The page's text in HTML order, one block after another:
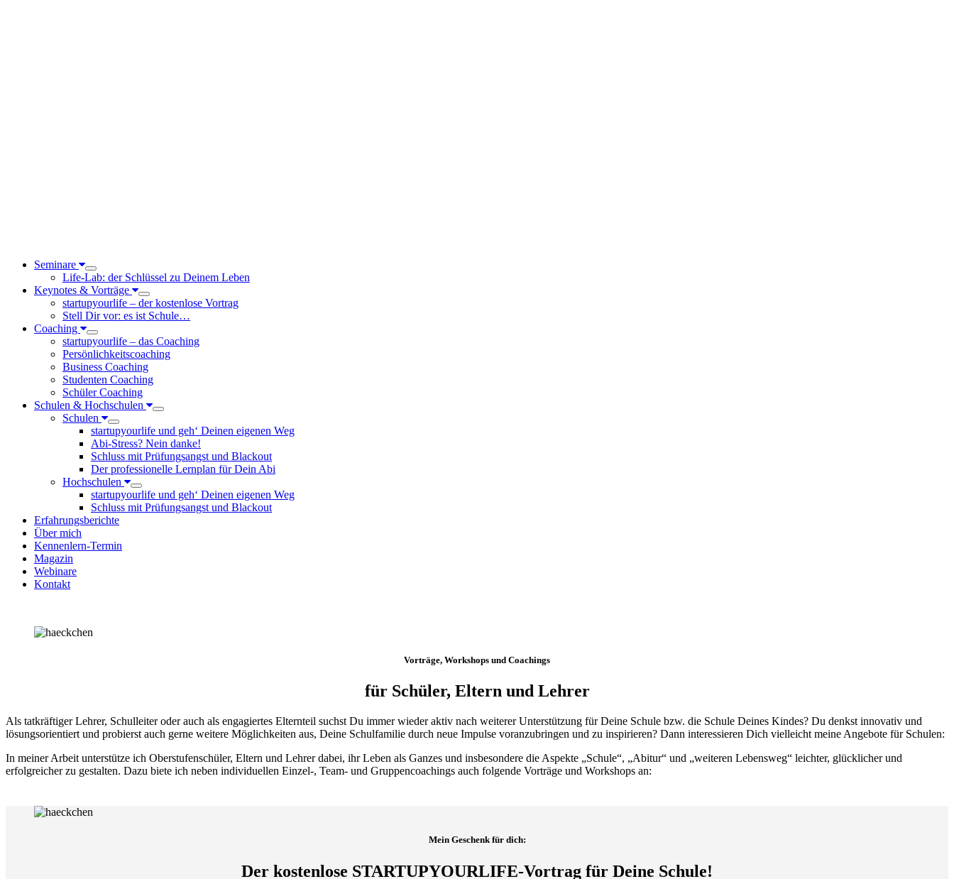
Seminare
Life-Lab: der Schlüssel zu Deinem Leben
Keynotes & Vorträge
startupyourlife – der kostenlose Vortrag
Stell Dir vor: es ist Schule…
Coaching
startupyourlife – das Coaching
Persönlichkeitscoaching
Business Coaching
Studenten Coaching
Schüler Coaching
Schulen & Hochschulen
Schulen
startupyourlife und geh‘ Deinen eigenen Weg
Abi-Stress? Nein danke!
Schluss mit Prüfungsangst und Blackout
Der professionelle Lernplan für Dein Abi
Hochschulen
startupyourlife und geh‘ Deinen eigenen Weg
Schluss mit Prüfungsangst und Blackout
Erfahrungsberichte
Über mich
Kennenlern-Termin
Magazin
Webinare
Kontakt
Vorträge, Workshops und Coachings
für Schüler, Eltern und Lehrer
Als tatkräftiger Lehrer, Schulleiter oder auch als engagiertes Elternteil suchst Du immer wieder aktiv nach weiterer Unterstützung für Deine Schule bzw. die Schule Deines Kindes? Du denkst innovativ und
lösungsorientiert und probierst auch gerne weitere Möglichkeiten aus, Deine Schulfamilie durch neue Impulse voranzubringen und zu inspirieren? Dann interessieren Dich vielleicht meine Angebote für Schulen:
In meiner Arbeit unterstütze ich Oberstufenschüler, Eltern und Lehrer dabei, ihr Leben als Ganzes und insbesondere die Aspekte „Schule“, „Abitur“ und „weiteren Lebensweg“ leichter, glücklicher und
erfolgreicher zu gestalten. Dazu biete ich neben individuellen Einzel-, Team- und Gruppencoachings auch folgende Vorträge und Workshops an:
Mein Geschenk für dich:
Der kostenlose STARTUPYOURLIFE-Vortrag für Deine Schule!